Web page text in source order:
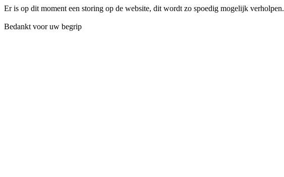
Er is op dit moment een storing op de website, dit wordt zo spoedig mogelijk verholpen.
Bedankt voor uw begrip